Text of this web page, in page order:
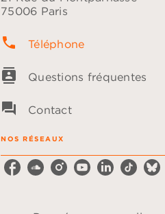
75006 Paris
phone Téléphone
contacts Questions fréquentes
question_answer Contact
NOS RÉSEAUX